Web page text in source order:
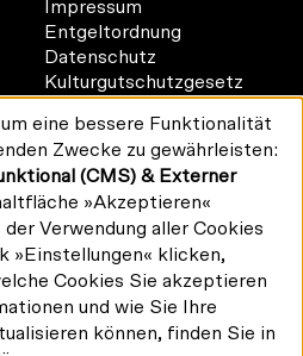
Footer
2
Impressum
Entgeltordnung
Datenschutz
Kulturgutschutzgesetz
eine bessere Funktionalität
Zwecke zu gewährleisten:
(CMS) & Externer
»Akzeptieren«
Verwendung aller Cookies
»Einstellungen« klicken,
Cookies Sie akzeptieren
und wie Sie Ihre
können, finden Sie in